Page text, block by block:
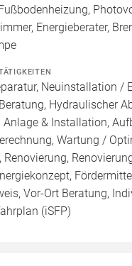
Energieberater,
Neuinstallation /
Hydraulischer
& Installation,
Wartung /
Renovierung,
Vor-Ort Beratung,
(iSFP)